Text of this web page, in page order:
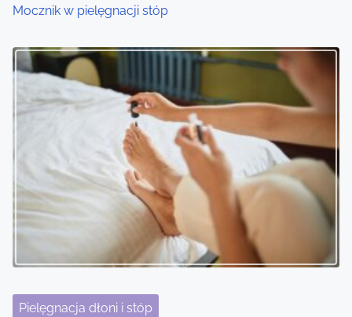
Mocznik w pielęgnacji stóp
Pielęgnacja dłoni i stóp